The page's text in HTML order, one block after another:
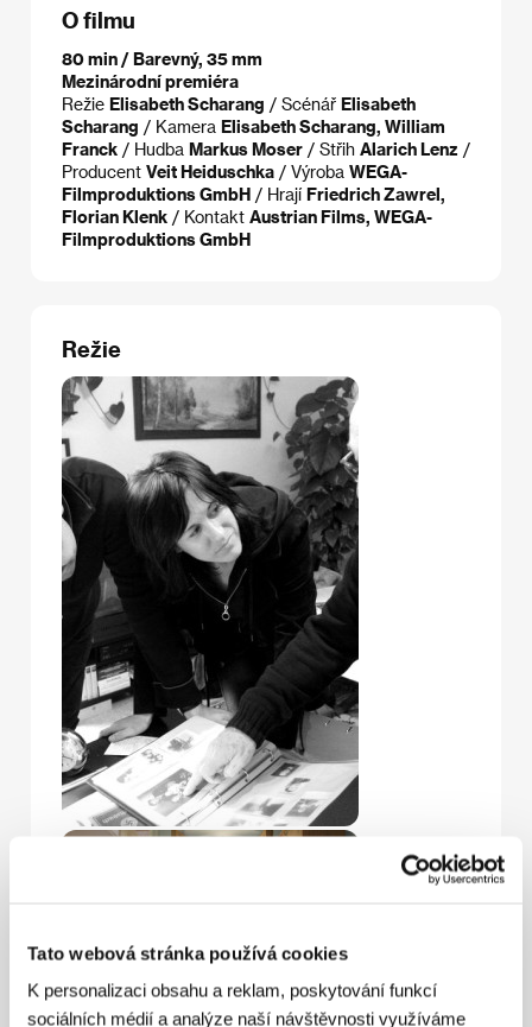
Tato webová stránka používá cookies
K personalizaci obsahu a reklam, poskytování funkcí
sociálních médií a analýze naší návštěvnosti využíváme
O filmu
80 min / Barevný, 35 mm
Mezinárodní premiéra
Režie Elisabeth Scharang / Scénář Elisabeth
Scharang / Kamera Elisabeth Scharang, William
Franck / Hudba Markus Moser / Střih Alarich Lenz /
Producent Veit Heiduschka / Výroba WEGA-
Filmproduktions GmbH / Hrají Friedrich Zawrel,
Florian Klenk / Kontakt Austrian Films, WEGA-
Filmproduktions GmbH
Režie